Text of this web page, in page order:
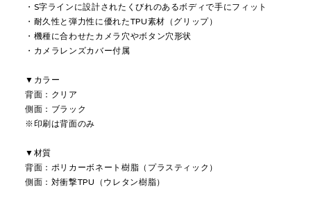
・S字ラインに設計されたくびれのあるボディで手にフィット
・耐久性と弾力性に優れたTPU素材（グリップ）
・機種に合わせたカメラ穴やボタン穴形状
・カメラレンズカバー付属
▼カラー
背面：クリア
側面：ブラック
※印刷は背面のみ
▼材質
背面：ポリカーボネート樹脂（プラスティック）
側面：対衝撃TPU（ウレタン樹脂）